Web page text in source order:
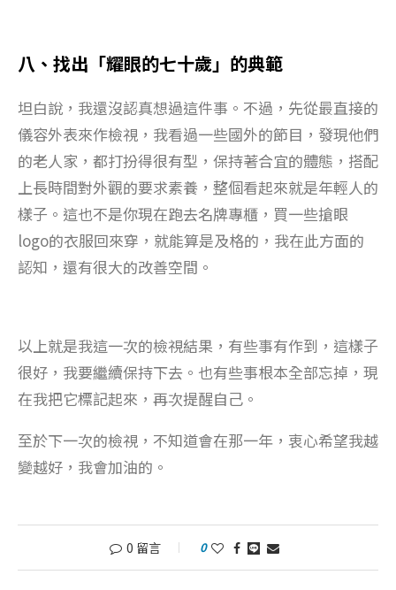
八、找出「耀眼的七十歲」的典範
坦白說，我還沒認真想過這件事。不過，先從最直接的
儀容外表來作檢視，我看過一些國外的節目，發現他們
的老人家，都打扮得很有型，保持著合宜的體態，搭配
上長時間對外觀的要求素養，整個看起來就是年輕人的
樣子。這也不是你現在跑去名牌專櫃，買一些搶眼
logo的衣服回來穿，就能算是及格的，我在此方面的
認知，還有很大的改善空間。
以上就是我這一次的檢視結果，有些事有作到，這樣子
很好，我要繼續保持下去。也有些事根本全部忘掉，現
在我把它標記起來，再次提醒自己。
至於下一次的檢視，不知道會在那一年，衷心希望我越
變越好，我會加油的。
0 留言 0